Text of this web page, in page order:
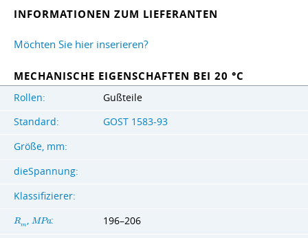
INFORMATIONEN ZUM LIEFERANTEN
Möchten Sie hier inserieren?
MECHANISCHE EIGENSCHAFTEN BEI 20 °C
Rollen:
Gußteile
Standard:
GOST 1583-93
Größe, mm:
dieSpannung:
Klassifizierer:
Rm , MPa: 196–206